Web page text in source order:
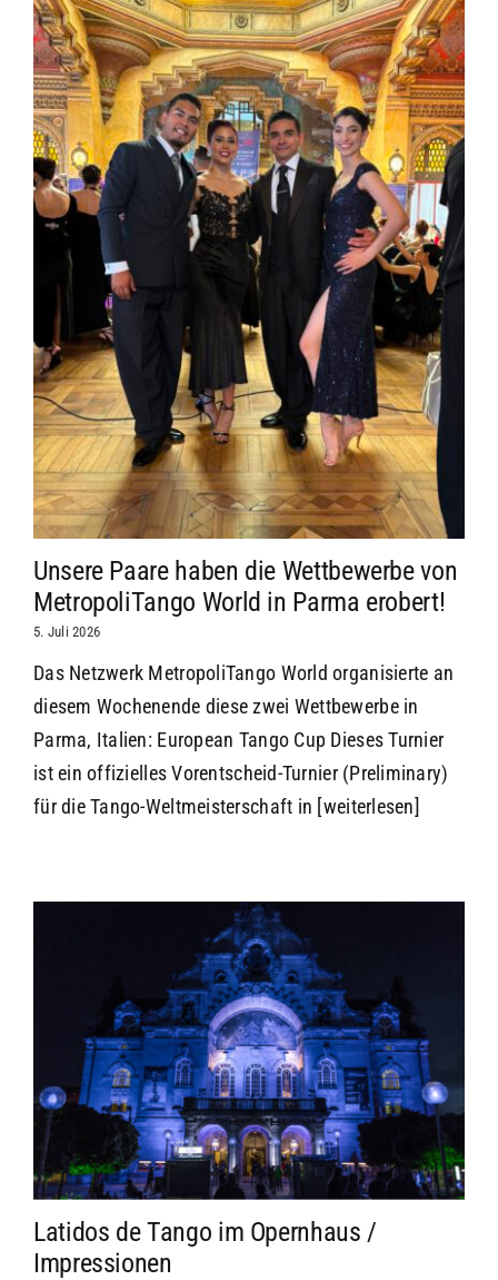
Unsere Paare haben die Wettbewerbe von
MetropoliTango World in Parma erobert!
5. Juli 2026
Das Netzwerk MetropoliTango World organisierte an
diesem Wochenende diese zwei Wettbewerbe in
Parma, Italien: European Tango Cup Dieses Turnier
ist ein offizielles Vorentscheid-Turnier (Preliminary)
für die Tango-Weltmeisterschaft in [weiterlesen]
Latidos de Tango im Opernhaus /
Impressionen